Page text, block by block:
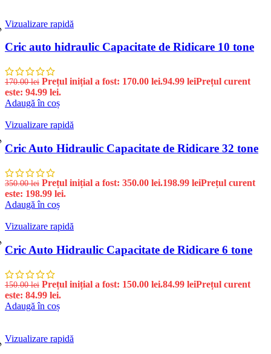
Vizualizare rapidă
Cric auto hidraulic Capacitate de Ridicare 10 tone
170.00lei Prețul inițial a fost: 170.00 lei.94.99 leiPrețul curent
este: 94.99 lei.
Adaugă în coș
Vizualizare rapidă
Cric Auto Hidraulic Capacitate de Ridicare 32 tone
350.00lei Prețul inițial a fost: 350.00 lei.198.99 leiPrețul curent
este: 198.99 lei.
Adaugă în coș
Vizualizare rapidă
Cric Auto Hidraulic Capacitate de Ridicare 6 tone
150.00lei Prețul inițial a fost: 150.00 lei.84.99 leiPrețul curent
este: 84.99 lei.
Adaugă în coș
Vizualizare rapidă